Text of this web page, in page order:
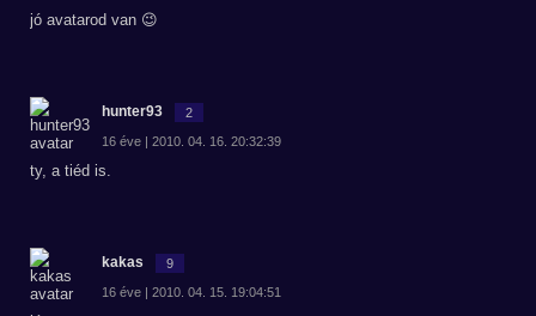
jó avatarod van 😉
hunter93 2
16 éve | 2010. 04. 16. 20:32:39
ty, a tiéd is.
kakas 9
16 éve | 2010. 04. 15. 19:04:51